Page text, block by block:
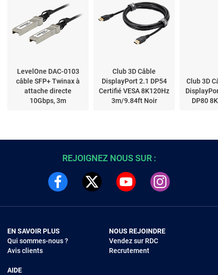
LevelOne DAC-0103
câble SFP+ Twinax à
attache directe
10Gbps, 3m
Club 3D Câble
DisplayPort 2.1 DP54
Certifié VESA 8K120Hz
3m/9.84ft Noir
Club 3D
DP80
REJOIGNEZ NOUS SUR :
EN SAVOIR PLUS
Qui sommes-nous ?
Avis clients
AIDE
NOUS REJOINDRE
Vendez sur RDC
Recrutement